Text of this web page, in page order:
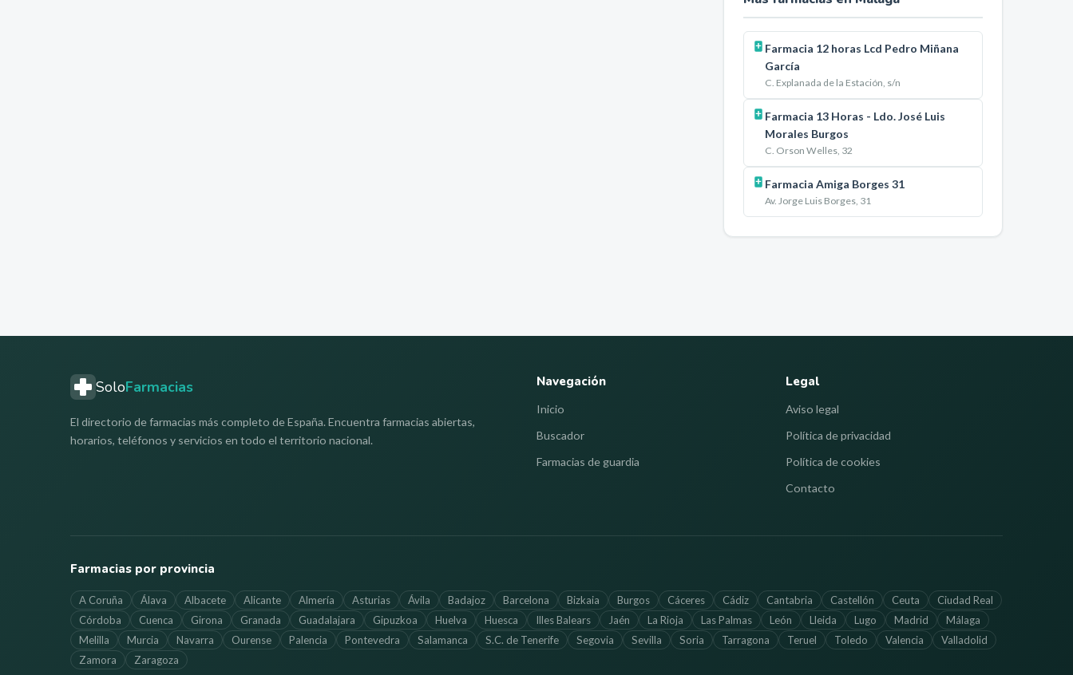
Farmacia 12 horas Lcd Pedro Miñana
García
C. Explanada de la Estación, s/n
Farmacia 13 Horas - Ldo. José Luis
Morales Burgos
C. Orson Welles, 32
Farmacia Amiga Borges 31
Av. Jorge Luis Borges, 31
SoloFarmacias
El directorio de farmacias más completo de España. Encuentra farmacias abiertas,
horarios, teléfonos y servicios en todo el territorio nacional.
Navegación
Inicio
Buscador
Farmacias de guardia
Legal
Aviso legal
Política de privacidad
Política de cookies
Contacto
Farmacias por provincia
A Coruña Álava Albacete Alicante Almería Asturias Ávila Badajoz Barcelona Bizkaia Burgos Cáceres Cádiz Cantabria Castellón Ceuta
Ciudad Real
Córdoba
Cuenca Girona Granada Guadalajara Gipuzkoa Huelva Huesca Illes Balears Jaén La Rioja Las Palmas León Lleida Lugo Madrid
Málaga
Melilla
Murcia Navarra Ourense Palencia Pontevedra Salamanca S.C. de Tenerife Segovia Sevilla Soria Tarragona Teruel Toledo Valencia
Valladolid
Zamora
Zaragoza